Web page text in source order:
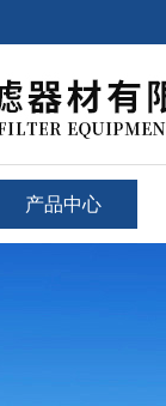
产品中心